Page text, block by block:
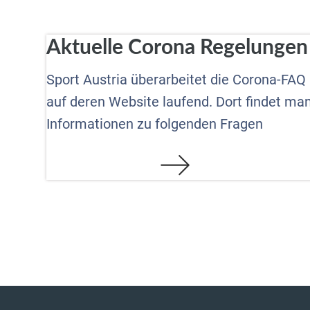
Aktuelle Corona Regelungen
Sport Austria überarbeitet die Corona-FAQ
auf deren Website laufend. Dort findet
Informationen zu folgenden Fragen